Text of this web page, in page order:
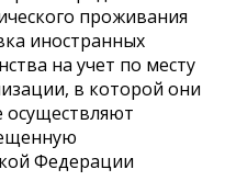
проживания
иностранных
на учет по месту
в которой они
осуществляют
Федерации